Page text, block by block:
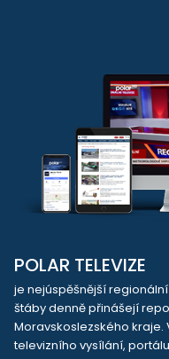
POLAR TELEVIZE
je nejúspěšnější
štáby denně přinášejí
Moravskoslezského
televizního vysílání,